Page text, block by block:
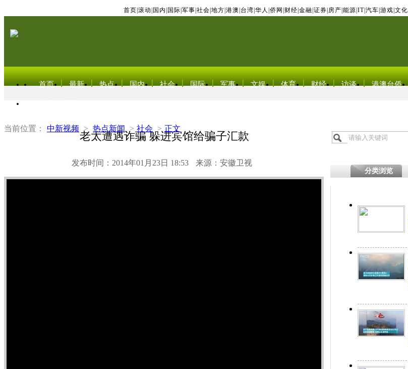
首页 滚动 国内 国际 军事 社会 地方 港澳 台湾 华人 侨网 财经 金融 证券 房产 能源 IT| 汽车 游戏 文化
首页 最新 热点 国内 社会 国际 军事 文娱 体育 财经 访谈 港澳台侨
当前位置： 中新视频 > 热点新闻 > 社会 > 正文
老太遭遇诈骗 躲进宾馆给骗子汇款
发布时间：2014年01月23日 18:53 来源：安徽卫视
分类浏览